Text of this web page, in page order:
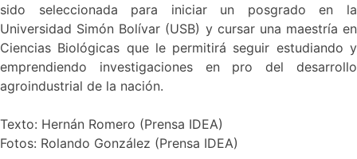
sido seleccionada para iniciar un posgrado en la
Universidad Simón Bolívar (USB) y cursar una maestría en
Ciencias Biológicas que le permitirá seguir estudiando y
emprendiendo investigaciones en pro del desarrollo
agroindustrial de la nación.
Texto: Hernán Romero (Prensa IDEA)
Fotos: Rolando González (Prensa IDEA)